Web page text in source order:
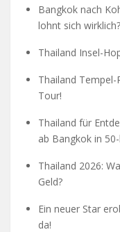
Bangkok nach
lohnt sich wirklich?
Thailand Insel-
Thailand
Tour!
Thailand für
ab Bangkok in
Thailand 2026:
Geld?
Ein neuer Star
da!